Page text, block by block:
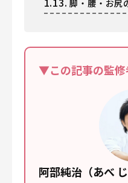
脚・腰・お尻
▼この記事の監修
阿部純治（あべ じ